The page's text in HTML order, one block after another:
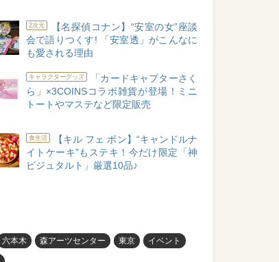
2次元
【名探偵コナン】“安室の女”座談
会で語りつくす! 「安室透」がこんなに
も愛される理由
キャラクターグッズ
「カードキャプターさく
ら」×3COINSコラボ雑貨が登場！ミニ
トートやマステなど限定販売
食生活
【キル フェ ボン】“キャンドルナ
イトケーキ”もステキ！今だけ限定「神
ビジュタルト」厳選10品♪
六本木 森アーツセンター 東京 イベント